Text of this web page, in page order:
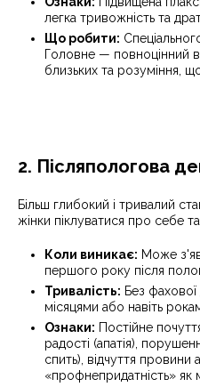
легка тривожність та
Що робити:
Головне — повноцінний
близьких та розуміння,
2. Післяпологова
Більш глибокий і тривалий
жінки піклуватися про себе
Коли виникає: Може
першого року після
Тривалість: Без
місяцями або навіть
Ознаки: Постійне
радості (апатія),
спить), відчуття
«профнепридатність» як